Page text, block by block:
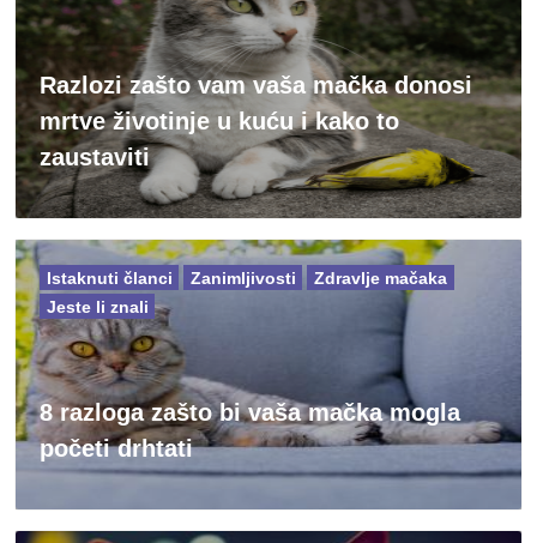
Razlozi zašto vam vaša mačka donosi
mrtve životinje u kuću i kako to
zaustaviti
8 razloga zašto bi vaša mačka mogla
početi drhtati
Istaknuti članci Zanimljivosti
Zdravlje mačaka
Jeste li znali